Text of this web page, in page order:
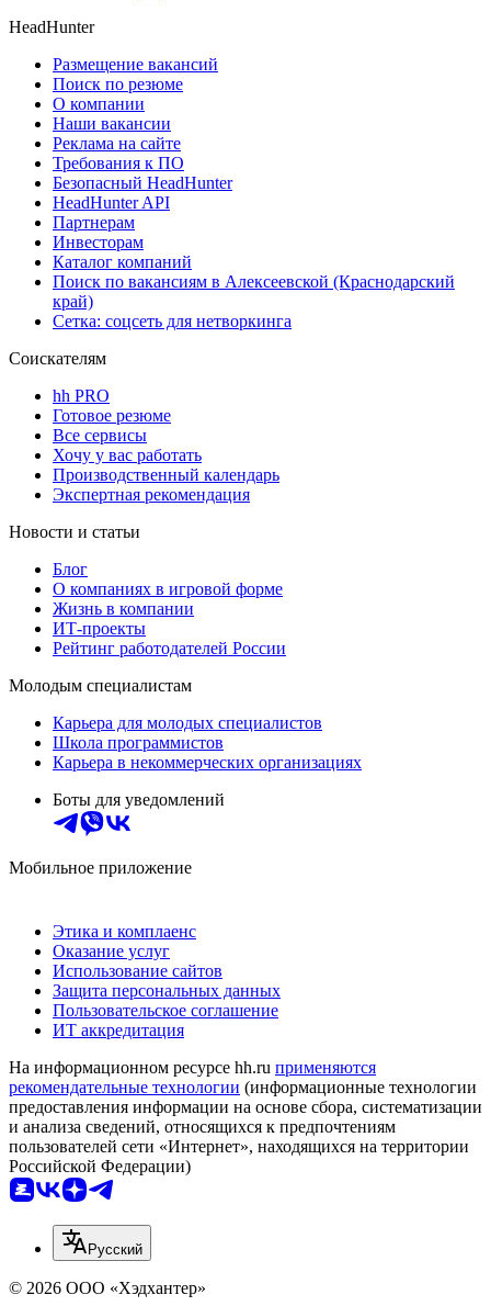
HeadHunter
Размещение вакансий
Поиск по резюме
О компании
Наши вакансии
Реклама на сайте
Требования к ПО
Безопасный HeadHunter
HeadHunter API
Партнерам
Инвесторам
Каталог компаний
Поиск по вакансиям в Алексеевской (Краснодарский
край)
Сетка: соцсеть для нетворкинга
Соискателям
hh PRO
Готовое резюме
Все сервисы
Хочу у вас работать
Производственный календарь
Экспертная рекомендация
Новости и статьи
Блог
О компаниях в игровой форме
Жизнь в компании
ИТ-проекты
Рейтинг работодателей России
Молодым специалистам
Карьера для молодых специалистов
Школа программистов
Карьера в некоммерческих организациях
Боты для уведомлений
Мобильное приложение
Этика и комплаенс
Оказание услуг
Использование сайтов
Защита персональных данных
Пользовательское соглашение
ИТ аккредитация
На информационном ресурсе hh.ru применяются
рекомендательные технологии (информационные технологии
предоставления информации на основе сбора, систематизации
и анализа сведений, относящихся к предпочтениям
пользователей сети «Интернет», находящихся на территории
Российской Федерации)
Русский
© 2026 ООО «Хэдхантер»